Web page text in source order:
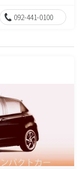
092-441-0100